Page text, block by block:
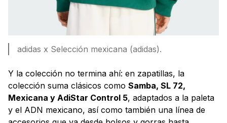
adidas x Selección mexicana (adidas).
Y la colección no termina ahí: en zapatillas, la
colección suma clásicos como Samba, SL 72,
Mexicana y AdiStar Control 5, adaptados a la paleta
y el ADN mexicano, así como también una línea de